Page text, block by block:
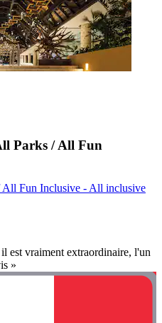
Parks / All Fun
Fun Inclusive - All inclusive
est vraiment extraordinaire, l'un
»